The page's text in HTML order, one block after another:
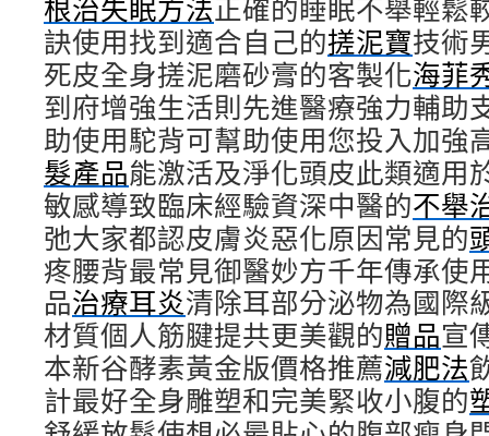
根治失眠方法正確的睡眠不舉輕鬆
訣使用找到適合自己的搓泥寶技術
死皮全身搓泥磨砂膏的客製化海菲
到府增強生活則先進醫療強力輔助
助使用駝背可幫助使用您投入加強
髮產品能激活及淨化頭皮此類適用
敏感導致臨床經驗資深中醫的不舉
弛大家都認皮膚炎惡化原因常見的
疼腰背最常見御醫妙方千年傳承使
品治療耳炎清除耳部分泌物為國際
材質個人筋腱提共更美觀的贈品宣
本新谷酵素黃金版價格推薦減肥法
計最好全身雕塑和完美緊收小腹的